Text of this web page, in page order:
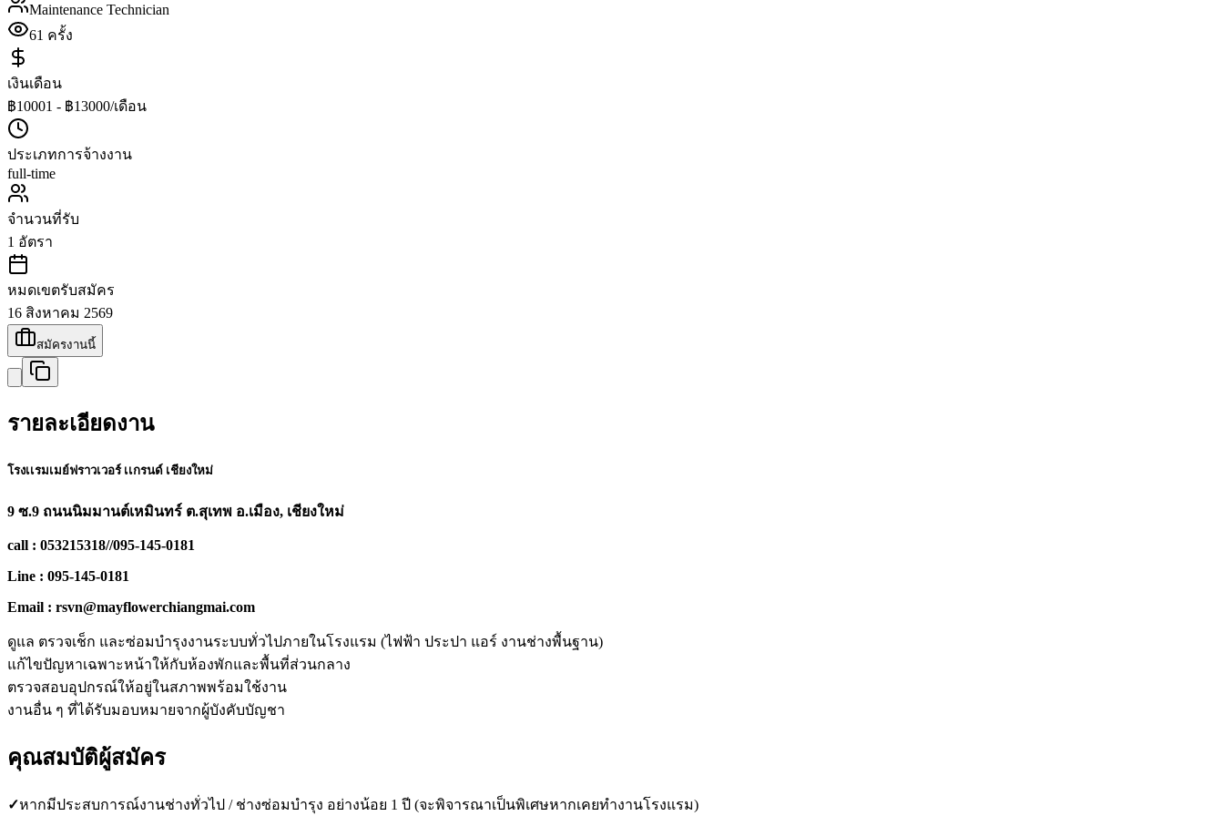
Maintenance Technician
61 ครั้ง
เงินเดือน
฿10001 - ฿13000/เดือน
ประเภทการจ้างงาน
full-time
จำนวนที่รับ
1 อัตรา
หมดเขตรับสมัคร
16 สิงหาคม 2569
สมัครงานนี้
รายละเอียดงาน
โรงเเรมเมย์ฟราวเวอร์ เเกรนด์ เชียงใหม่
9 ซ.9 ถนนนิมมานต์เหมินทร์ ต.สุเทพ อ.เมือง, เชียงใหม่
call : 053215318//095-145-0181
Line : 095-145-0181
Email : rsvn@mayflowerchiangmai.com
ดูแล ตรวจเช็ก และซ่อมบำรุงงานระบบทั่วไปภายในโรงแรม (ไฟฟ้า ประปา แอร์ งานช่างพื้นฐาน)
แก้ไขปัญหาเฉพาะหน้าให้กับห้องพักและพื้นที่ส่วนกลาง
ตรวจสอบอุปกรณ์ให้อยู่ในสภาพพร้อมใช้งาน
งานอื่น ๆ ที่ได้รับมอบหมายจากผู้บังคับบัญชา
คุณสมบัติผู้สมัคร
✓หากมีประสบการณ์งานช่างทั่วไป / ช่างซ่อมบำรุง อย่างน้อย 1 ปี (จะพิจารณาเป็นพิเศษหากเคยทำงานโรงแรม)